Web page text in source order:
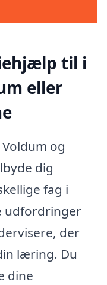
til i
eller
og
dig
fag i
udfordringer
der
læring. Du
dine